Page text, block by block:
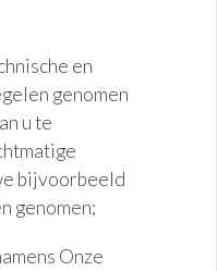
en
genomen
u te
bijvoorbeeld
genomen;
Onze